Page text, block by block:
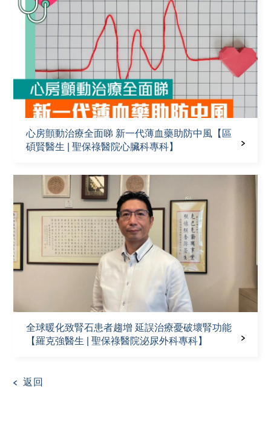
心房顫動治療全面睇 新一代薄血藥助防中風【區
碩賢醫生 | 聖保祿醫院心臟科專科】
全球暖化致腎石患者趨增 延誤治療憂破壞腎功能
【羅克強醫生 | 聖保祿醫院泌尿外科專科】
返回